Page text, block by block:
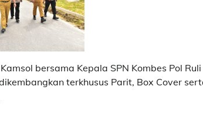
bersama Kepala SPN Kombes Pol
terkhusus Parit, Box Cover